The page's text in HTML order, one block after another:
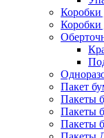
Коробки
Пакет
Пакеты
Пакеты
Пакеты